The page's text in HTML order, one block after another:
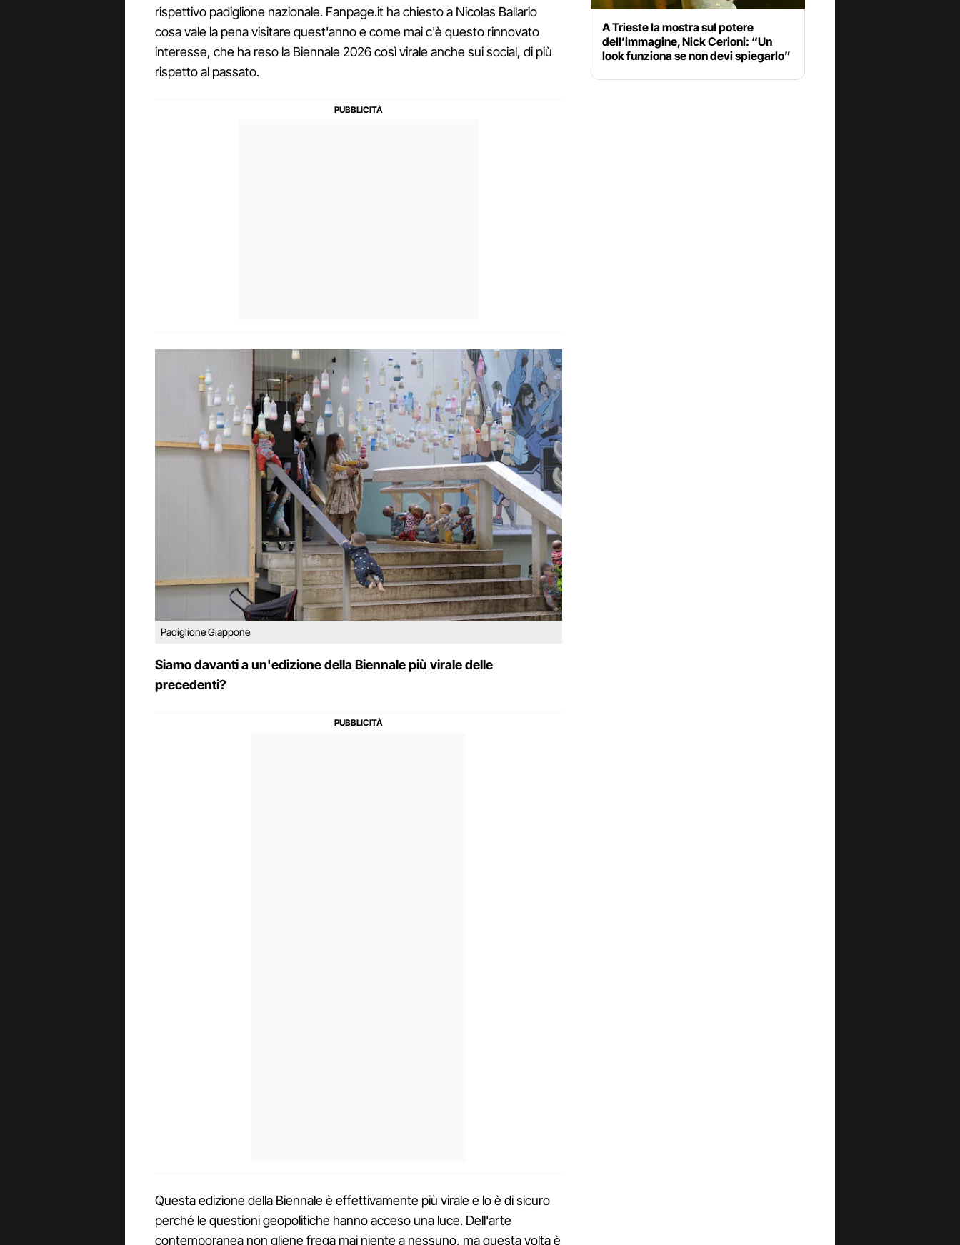
rispettivo padiglione nazionale. Fanpage.it ha chiesto a Nicolas Ballario
cosa vale la pena visitare quest'anno e come mai c'è questo rinnovato
interesse, che ha reso la Biennale 2026 così virale anche sui social, di più
rispetto al passato.
Padiglione Giappone
Siamo davanti a un'edizione della Biennale più virale delle
precedenti?
Questa edizione della Biennale è effettivamente più virale e lo è di sicuro
perché le questioni geopolitiche hanno acceso una luce. Dell'arte
contemporanea non gliene frega mai niente a nessuno, ma questa volta è
A Trieste la mostra sul potere
dell’immagine, Nick Cerioni: “Un
look funziona se non devi spiegarlo”